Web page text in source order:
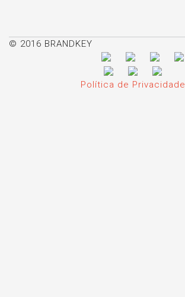
© 2016 BRANDKEY
Política de Privacidade